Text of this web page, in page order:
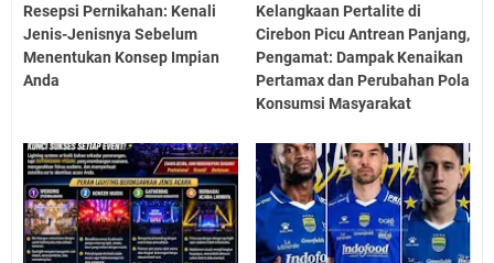
Resepsi Pernikahan: Kenali
Jenis-Jenisnya Sebelum
Menentukan Konsep Impian
Anda
Kelangkaan Pertalite di
Cirebon Picu Antrean Panjang,
Pengamat: Dampak Kenaikan
Pertamax dan Perubahan Pola
Konsumsi Masyarakat